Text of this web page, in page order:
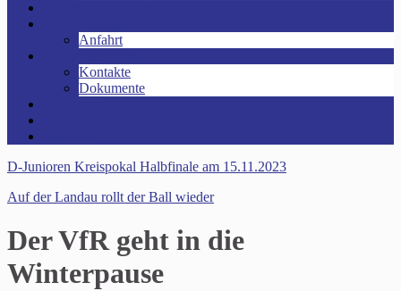
Anfahrt
Kontakte
Dokumente
D-Junioren Kreispokal Halbfinale am 15.11.2023
Auf der Landau rollt der Ball wieder
Der VfR geht in die
Winterpause